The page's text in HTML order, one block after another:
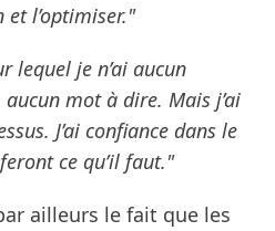
et l’optimiser."
lequel je n’ai aucun
mot à dire. Mais j’ai
J’ai confiance dans le
ce qu’il faut."
ailleurs le fait que les